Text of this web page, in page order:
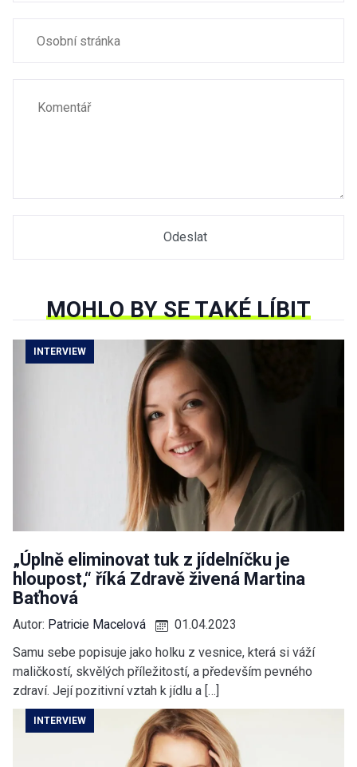
MOHLO BY SE TAKÉ LÍBIT
INTERVIEW
„Úplně eliminovat tuk z jídelníčku je
hloupost,“ říká Zdravě živená Martina
Baťhová
Autor: Patricie Macelová
01.04.2023
Samu sebe popisuje jako holku z vesnice, která si váží
maličkostí, skvělých příležitostí, a především pevného
zdraví. Její pozitivní vztah k jídlu a […]
INTERVIEW